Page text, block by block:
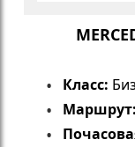
Класс:
Маршрут: